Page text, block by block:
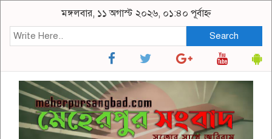
মঙ্গলবার, ১১ অগাস্ট ২০২৬, ০১:৪০ পূর্বাহ্ন
Search